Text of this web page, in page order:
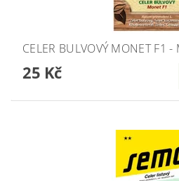
CELER BULVOVÝ MONET F1 -
25 Kč